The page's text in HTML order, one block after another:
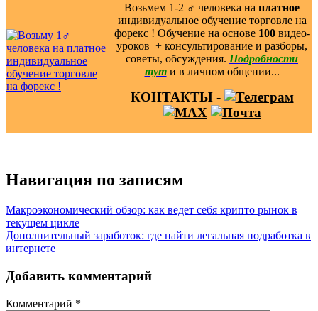
Возьмем 1-2 ‍♂️ человека на платное
индивидуальное обучение торговле на
форекс ! Обучение на основе 100видео-
уроков ️ + консультирование и разборы,
советы, обсуждения. Подробности
тут и в личном общении...
КОНТАКТЫ -
Навигация по записям
Макроэкономический обзор: как ведет себя крипто рынок в
текущем цикле
Дополнительный заработок: где найти легальная подработка в
интернете
Добавить комментарий
Комментарий *